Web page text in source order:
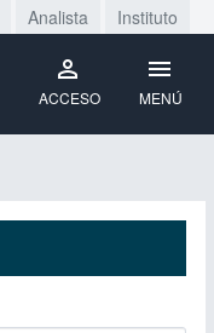
Analista Instituto
ACCESO MENÚ